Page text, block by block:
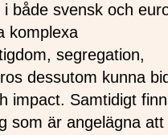
både svensk och
komplexa
segregation,
dessutom kunna
impact. Samtidigt
som är angelägna att